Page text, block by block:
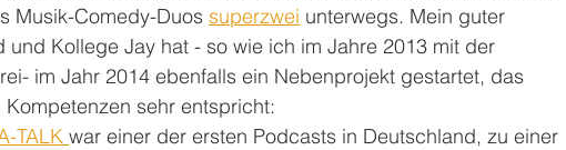
Musik-Comedy-Duos superzwei unterwegs. Mein guter
und Kollege Jay hat - so wie ich im Jahre 2013 mit der
im Jahr 2014 ebenfalls ein Nebenprojekt gestartet, das
Kompetenzen sehr entspricht:
TALK war einer der ersten Podcasts in Deutschland, zu einer